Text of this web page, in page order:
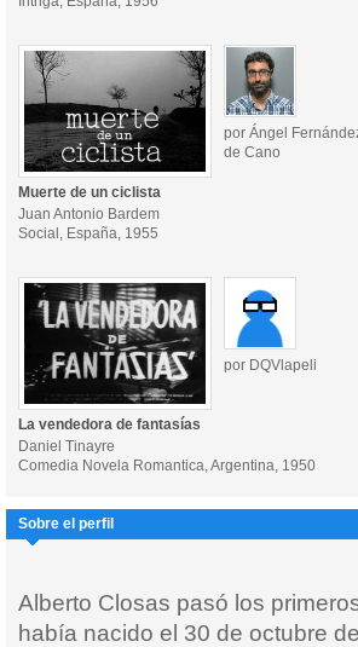
por Ángel
de Cano
Muerte de un ciclista
Juan Antonio Bardem
Social, España, 1955
por DQVlapeli
La vendedora de fantasías
Daniel Tinayre
Comedia Novela Romantica, Argentina, 1950
Sobre el perfil
Alberto Closas pasó los
había nacido el 30 de octubre